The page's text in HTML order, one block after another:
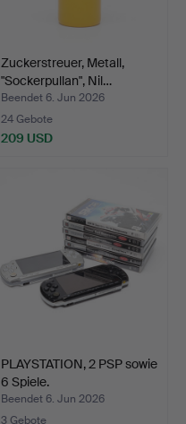
Zuckerstreuer, Metall,
"Sockerpullan", Nil…
Beendet 6. Jun 2026
24 Gebote
209 USD
PLAYSTATION, 2 PSP sowie
6 Spiele.
Beendet 6. Jun 2026
3 Gebote